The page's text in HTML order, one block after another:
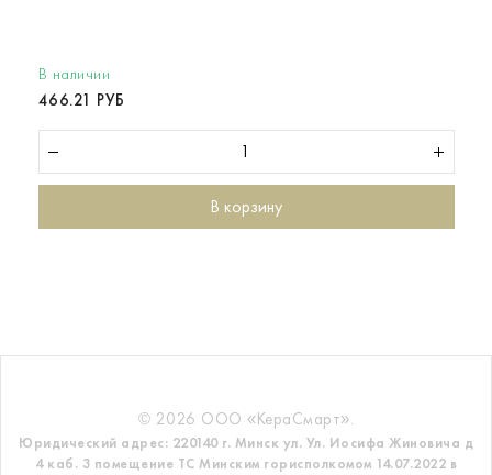
В наличии
466.21 РУБ
В корзину
© 2026 ООО «КераСмарт».
Юридический адрес: 220140 г. Минск ул. Ул. Иосифа Жиновича д
4 каб. 3 помещение ТС Минским горисполкомом 14.07.2022 в